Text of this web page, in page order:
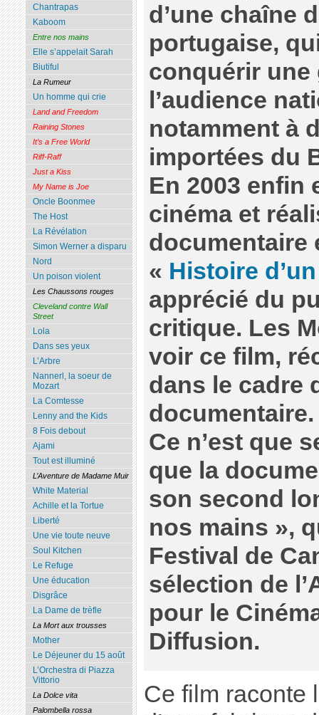
d’une chaîne
portugaise,
conquérir une
l’audience
notamment à
importées du
En 2003 enfin
cinéma et
documentaire
« Histoire
apprécié du
critique. Les
voir ce film,
dans le cadre
documentaire.
Ce n’est que
que la
son second
nos mains »,
Festival de
sélection de
pour le
Diffusion.
Ce film raconte
Chantrapas
Kaboom
Entre nos mains
Elle s’appelait Sarah
Biutiful
La Rumeur
Un homme qui crie
Land and Freedom
Raining Stones
It’s a Free World
Riff-Raff
Just a Kiss
My Name is Joe
Oncle Boonmee
The Host
La Révélation
Simon Werner a disparu
Nord
Un poison violent
Les Chaussons rouges
Cleveland contre Wall
Street
Lola
Dans ses yeux
L’Arbre
Nannerl, la soeur de
Mozart
La Comtesse
Lenny and the Kids
8 Fois debout
Ajami
Tout est illuminé
L’Aventure de Madame Muir
White Material
Achille et la Tortue
Liberté
Une vie toute neuve
Soul Kitchen
Le Refuge
Une éducation
Disgrâce
La Dame de trèfle
La Mort aux trousses
Mother
Le Déjeuner du 15 août
L’Orchestra di Piazza
Vittorio
La Dolce vita
Palombella rossa